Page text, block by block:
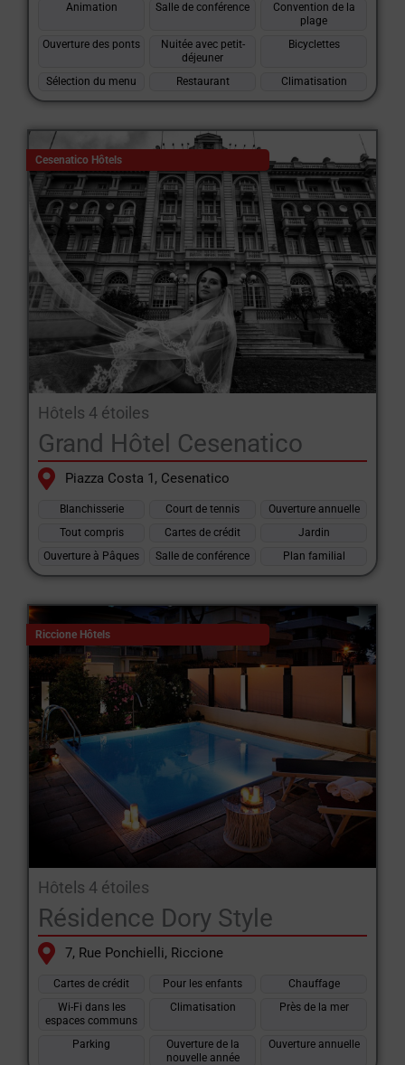
Animation Salle de conférence
Convention de la
plage
Ouverture des ponts
Nuitée avec petit-
déjeuner
Bicyclettes
Sélection du menu Restaurant Climatisation
Cesenatico Hôtels
Hôtels 4 étoiles
Grand Hôtel Cesenatico
Piazza Costa 1, Cesenatico
Blanchisserie Court de tennis
Ouverture annuelle
Tout compris
Cartes de crédit
Jardin
Ouverture à Pâques
Salle de conférence Plan familial
Riccione Hôtels
Hôtels 4 étoiles
Résidence Dory Style
7, Rue Ponchielli, Riccione
Cartes de crédit Pour les enfants
Chauffage
Wi-Fi dans les
espaces communs
Climatisation Près de la mer
Parking
Ouverture de la
nouvelle année
Ouverture annuelle